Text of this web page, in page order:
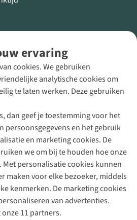
ervaring
cookies. We gebruiken
analytische cookies om
te laten werken. Deze gebruiken
dan geef je toestemming voor het
persoonsgegevens en het gebruik
en marketing cookies. De
we om bij te houden hoe onze
personalisatie cookies kunnen
maken voor elke bezoeker, middels
kenmerken. De marketing cookies
van advertenties.
11 partners.
Buitenexpert